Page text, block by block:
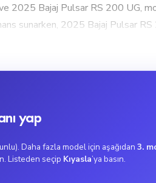
2025 Bajaj Pulsar RS 200 UG,
sunarken, 2025 Bajaj Pulsar
motor hacmiyle yüksek
tork gücü ile güçlü bir
tork değeri ile şehir içi
hızlanma gerektiren kullanıcılar
yap
Daha fazla model için aşağıdan 3.
Listeden seçip Kıyasla’ya basın.